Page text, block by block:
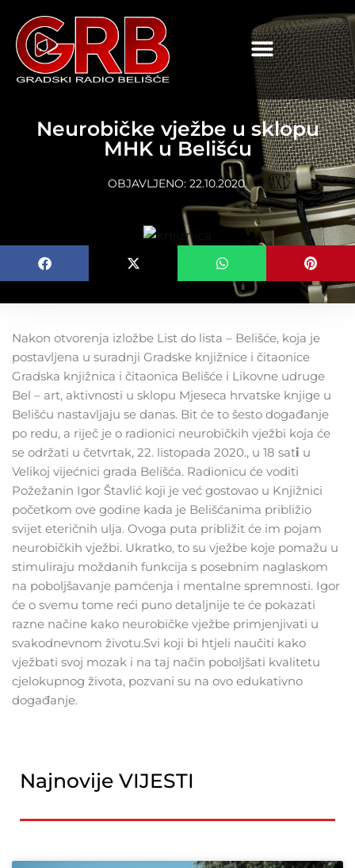
Neurobičke vježbe u sklopu
MHK u Belišću
OBJAVLJENO: 22.10.2020.
Nakon otvorenja izložbe List do lista – Belišće, koja je
postavljena u suradnji Gradske knjižnice i čitaonice
Gradska knjižnica i čitaonica Belišće i Likovne udruge
Bel – art, aktivnosti u sklopu Mjeseca hrvatske knjige u
Belišću nastavljaju se danas. Bit će to šesto događanje
po redu, a riječ je o radionici neurobičkih vježbi koja će
se održati u četvrtak, 22. listopada 2020., u 18 sati u
Velikoj vijećnici grada Belišća. Radionicu će voditi
Požežanin Igor Štavlić koji je već gostovao u Knjižnici
početkom ove godine kada je Belišćanima približio
svijet eteričnih ulja. Ovoga puta približit će im pojam
neurobičkih vježbi. Ukratko, to su vježbe koje pomažu u
stimuliraju moždanih funkcija s posebnim naglaskom
na poboljšavanje pamćenja i mentalne spremnosti. Igor
će o svemu tome reći puno detaljnije te će pokazati
razne načine kako neurobičke vježbe primjenjivati u
svakodnevnom životu.Svi koji bi htjeli naučiti kako
vježbati svoj mozak i na taj način poboljšati kvalitetu
cjelokupnog života, pozvani su na ovo edukativno
događanje.
Najnovije VIJESTI